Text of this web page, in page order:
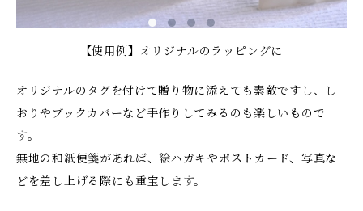
【使用例】オリジナルのラッピングに
オリジナルのタグを付けて贈り物に添えても素敵ですし、し
おりやブックカバーなど手作りしてみるのも楽しいもので
す。
無地の和紙便箋があれば、絵ハガキやポストカード、写真な
どを差し上げる際にも重宝します。